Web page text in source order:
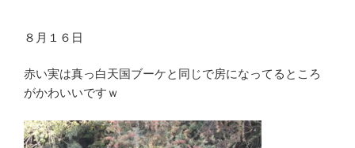
８月１６日
赤い実は真っ白天国ブーケと同じで房になってるところ
がかわいいですｗ